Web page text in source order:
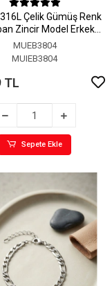
Çelik Gümüş Renk
Zincir Model Erkek
MUEB3804
MUIEB3804
TL
Sepete Ekle